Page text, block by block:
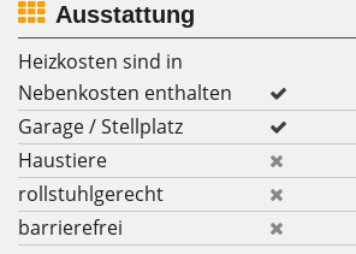
Ausstattung
Heizkosten sind in
Nebenkosten enthalten
Garage / Stellplatz
Haustiere
rollstuhlgerecht
barrierefrei